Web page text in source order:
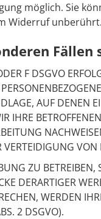
möglich. Sie
Widerruf unberührt.
Fällen
F DSGVO
AUF DENEN
ZU
DERARTIGER
WERDEN
2 DSGVO).